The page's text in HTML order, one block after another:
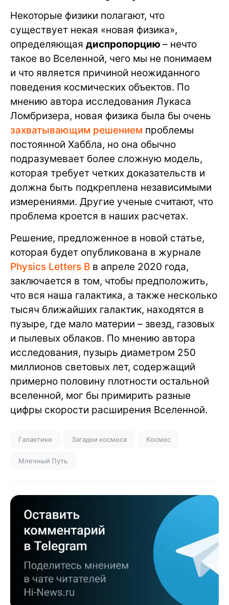
Некоторые физики полагают, что
существует некая «новая физика»,
определяющая диспропорцию – нечто
такое во Вселенной, чего мы не понимаем
и что является причиной неожиданного
поведения космических объектов. По
мнению автора исследования Лукаса
Ломбризера, новая физика была бы очень
захватывающим решением проблемы
постоянной Хаббла, но она обычно
подразумевает более сложную модель,
которая требует четких доказательств и
должна быть подкреплена независимыми
измерениями. Другие ученые считают, что
проблема кроется в наших расчетах.
Решение, предложенное в новой статье,
которая будет опубликована в журнале
Physics Letters B в апреле 2020 года,
заключается в том, чтобы предположить,
что вся наша галактика, а также несколько
тысяч ближайших галактик, находятся в
пузыре, где мало материи – звезд, газовых
и пылевых облаков. По мнению автора
исследования, пузырь диаметром 250
миллионов световых лет, содержащий
примерно половину плотности остальной
вселенной, мог бы примирить разные
цифры скорости расширения Вселенной.
Галактики Загадки космоса Космос
Млечный Путь